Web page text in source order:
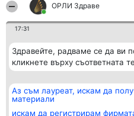
ОРЛИ Здраве
17:31
Здравейте, радваме се да ви
кликнете върху съответната
Аз съм лауреат, искам да
материали
искам да регистрирам
8.7
Организатор на
класиране
BulevardulAleea Timișul De
Sus Nr. 2, Bl. A30, Sc. A, Et.
4, Ap. 13
București 53-238
всички